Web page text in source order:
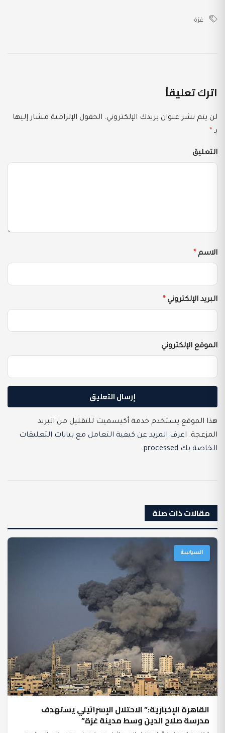
غزة
اترك تعليقاً
لن يتم نشر عنوان بريدك الإلكتروني. الحقول الإلزامية مشار إليها
بـ *
التعليق
الاسم *
البريد الإلكتروني *
الموقع الإلكتروني
هذا الموقع يستخدم خدمة أكيسميت للتقليل من البريد
المزعجة. اعرف المزيد عن كيفية التعامل مع بيانات التعليقات
الخاصة بك processed
.
مقالات ذات صلة
السياسة
القاهرة الإخبارية:” الاحتلال الإسرائيلي يستهدف
مدرسة صلاح الدين وسط مدينة غزة”